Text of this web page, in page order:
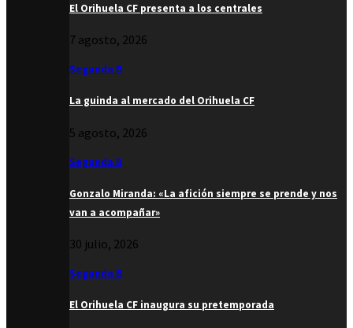
El Orihuela CF presenta a los centrales
7 agosto, 2026
Segunda B
La guinda al mercado del Orihuela CF
5 agosto, 2026
Segunda B
Gonzalo Miranda: «La afición siempre se prende y nos
van a acompañar»
30 julio, 2026
Segunda B
El Orihuela CF inaugura su pretemporada